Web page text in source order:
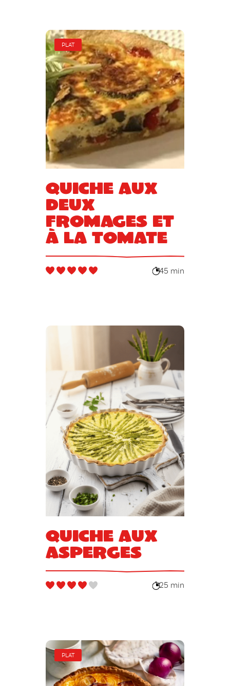
PLAT
Quiche aux
deux
fromages et
à la tomate
45 min
Quiche aux
asperges
25 min
PLAT